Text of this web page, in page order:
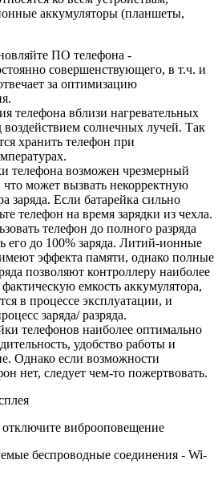
аккумуляторы (планшеты,
ПО телефона -
совершенствующего, в т.ч. и
за оптимизацию
телефона вблизи нагревательных
солнечных лучей. Так
хранить телефон при
телефона возможен чрезмерный
что может вызвать некорректную
заряда. Если батарейка сильно
телефон на время зарядки из чехла.
телефон до полного разряда
его до 100% заряда. Литий-ионные
эффекта памяти, однако полные
позволяют контроллеру наиболее
емкость аккумулятора,
в процессе эксплуатации, и
заряда/ разряда.
телефонов наиболее оптимально
удобство работы и
Однако если возможности
нет, следует чем-то пожертвовать.
виброоповещение
беспроводные соединения - Wi-